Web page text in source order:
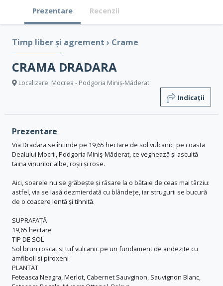
Prezentare Recenzii
Timp liber și agrement › Crame
CRAMA DRADARA
Localizare: Mocrea - Podgoria Miniș-Măderat
Indicații
Prezentare
Via Dradara se întinde pe 19,65 hectare de sol vulcanic, pe coasta
Dealului Mocrii, Podgoria Miniş-Măderat, ce veghează și ascultă
taina vinurilor albe, roșii și rose.
Aici, soarele nu se grăbește și răsare la o bătaie de ceas mai târziu:
astfel, via se lasă dezmierdată cu blândețe, iar strugurii se bucură
de o coacere lentă și tihnită.
SUPRAFAȚĂ
19,65 hectare
TIP DE SOL
Sol brun roscat si tuf vulcanic pe un fundament de andezite cu
amfiboli si piroxeni
PLANTAT
Feteasca Neagra, Merlot, Cabernet Sauvginon, Sauvignon Blanc,